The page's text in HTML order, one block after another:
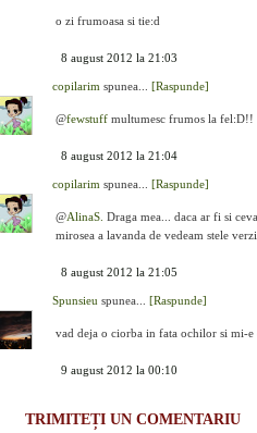
o zi frumoasa si tie:d
8 august 2012 la 21:03
copilarim spunea... [Raspunde]
@fewstuff multumesc frumos la fel:D!!
8 august 2012 la 21:04
copilarim spunea... [Raspunde]
@AlinaS. Draga mea... daca ar fi si
mirosea a lavanda de vedeam stele
8 august 2012 la 21:05
Spunsieu spunea... [Raspunde]
vad deja o ciorba in fata ochilor si mi-e
9 august 2012 la 00:10
TRIMITEȚI UN COMENTARIU